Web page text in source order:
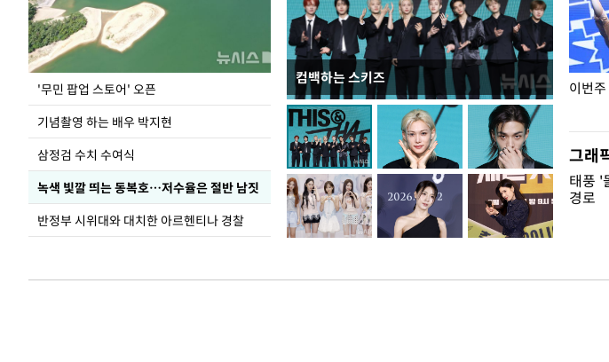
'무민 팝업 스토어' 오픈
기념촬영 하는 배우 박지현
삼정검 수치 수여식
녹색 빛깔 띄는 동복호…저수율은 절반 남짓
반정부 시위대와 대치한 아르헨티나 경찰
컴백하는 스키즈
이 대통령, 국가폭력 피해자에 위로·사과…"국가
가 책임지고 치유"
이번
그래
태풍 '
경로